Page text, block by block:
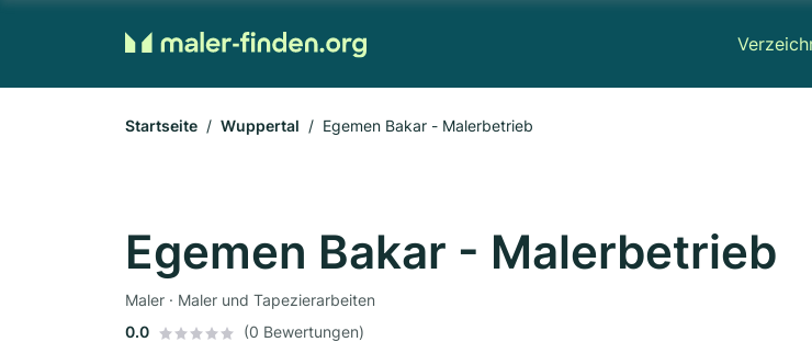
Startseite Wuppertal Egemen Bakar - Malerbetrieb
Egemen Bakar - Malerbetrieb
Maler · Maler und Tapezierarbeiten
0.0
(0 Bewertungen)